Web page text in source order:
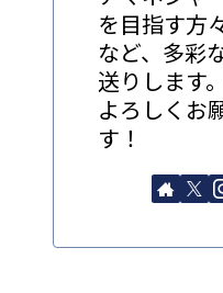
を目指す方
など、多彩
送りします
よろしくお
す！